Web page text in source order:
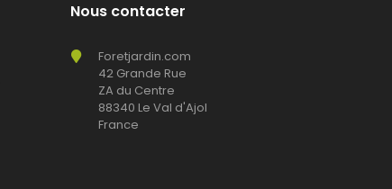
Nous contacter
Foretjardin.com
42 Grande Rue
ZA du Centre
88340 Le Val d'Ajol
France